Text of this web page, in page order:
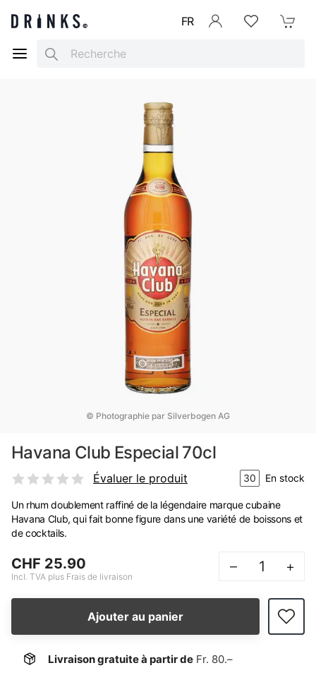
FR
Search
© Photographie par Silverbogen AG
Havana Club Especial 70cl
Évaluer le produit 30 En stock
Un rhum doublement raffiné de la légendaire marque cubaine
Havana Club, qui fait bonne figure dans une variété de boissons et
de cocktails.
CHF 25.90
Incl. TVA plus Frais de livraison
– +
Ajouter au panier
Livraison gratuite à partir de Fr. 80.–